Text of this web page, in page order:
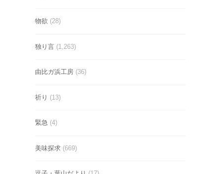
物欲 (28)
独り言 (1,263)
由比ガ浜工房 (36)
祈り (13)
緊急 (4)
美味探求 (669)